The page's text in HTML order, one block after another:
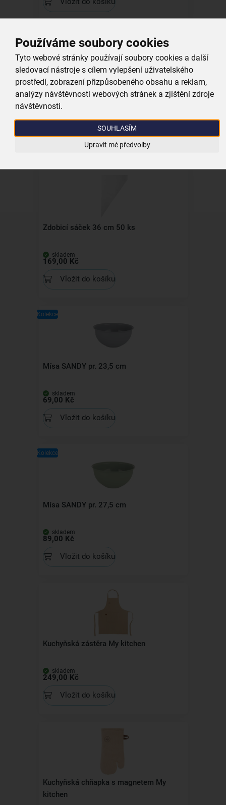
Používáme soubory cookies
Tyto webové stránky používají soubory cookies a další
sledovací nástroje s cílem vylepšení uživatelského
prostředí, zobrazení přizpůsobeného obsahu a reklam,
analýzy návštěvnosti webových stránek a zjištění zdroje
návštěvnosti.
SOUHLASÍM
Upravit mé předvolby
Zdobicí špička popisovací
29,00 Kč
Vložit do košíku
Zdobicí sáček 36 cm 50 ks
skladem
169,00 Kč
Vložit do košíku
Kolekce
Mísa SANDY pr. 23,5 cm
skladem
69,00 Kč
Vložit do košíku
Kolekce
Mísa SANDY pr. 27,5 cm
skladem
89,00 Kč
Vložit do košíku
Kuchyňská zástěra My kitchen
skladem
249,00 Kč
Vložit do košíku
Kuchyňská chňapka s magnetem My
kitchen